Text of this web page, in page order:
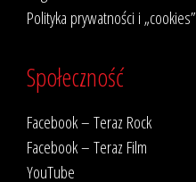
Polityka prywatności i „cookies”
Społeczność
Facebook – Teraz Rock
Facebook – Teraz Film
YouTube